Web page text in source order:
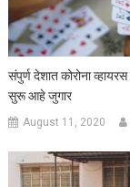
संपुर्ण देशात कोरोना
सुरू आहे जुगार
August 11, 2020